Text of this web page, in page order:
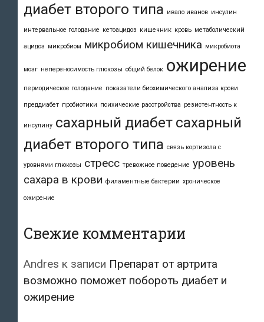
диабет второго типа ивало иванов инсулин
интервальное голодание кетоацидоз кишечник кровь метаболический
ацидоз микробиом микробиом кишечника микробиота
мозг непереносимость глюкозы общий белок ожирение
периодическое голодание показатели биохимического анализа крови
преддиабет пробиотики психические расстройства резистентность к
инсулину сахарный диабет сахарный
диабет второго типа связь кортизола с
уровнями глюкозы стресс тревожное поведение уровень
сахара в крови филаментные бактерии хроническое
ожирение
Свежие комментарии
Andres к записи Препарат от артрита
возможно поможет побороть диабет и
ожирение